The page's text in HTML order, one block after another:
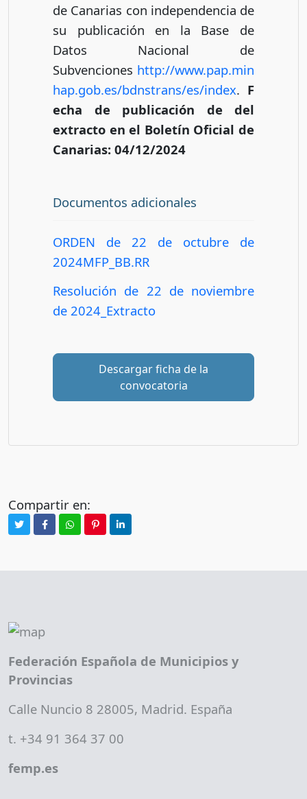
de Canarias con independencia de
su publicación en la Base de
Datos Nacional de
Subvenciones http://www.pap.min
hap.gob.es/bdnstrans/es/index. F
echa de publicación de del
extracto en el Boletín Oficial de
Canarias: 04/12/2024
Documentos adicionales
ORDEN de 22 de octubre de
2024MFP_BB.RR
Resolución de 22 de noviembre
de 2024_Extracto
Descargar ficha de la
convocatoria
Compartir en:
Federación Española de Municipios y
Provincias
Calle Nuncio 8 28005, Madrid. España
t. +34 91 364 37 00
femp.es